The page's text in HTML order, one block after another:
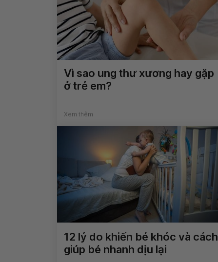
Vì sao ung thư xương hay gặp
ở trẻ em?
Xem thêm
12 lý do khiến bé khóc và cách
giúp bé nhanh dịu lại